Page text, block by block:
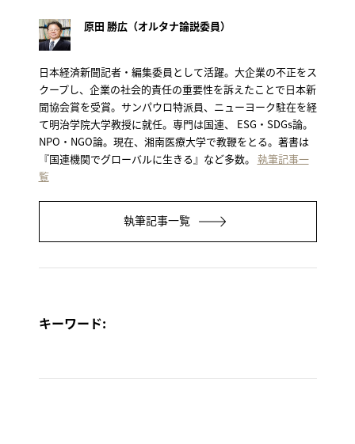
原田 勝広（オルタナ論説委員）
日本経済新聞記者・編集委員として活躍。大企業の不正をス
クープし、企業の社会的責任の重要性を訴えたことで日本新
聞協会賞を受賞。サンパウロ特派員、ニューヨーク駐在を経
て明治学院大学教授に就任。専門は国連、 ESG・SDGs論。
NPO・NGO論。現在、湘南医療大学で教鞭をとる。著書は
『国連機関でグローバルに生きる』など多数。 執筆記事一
覧
執筆記事一覧
キーワード: